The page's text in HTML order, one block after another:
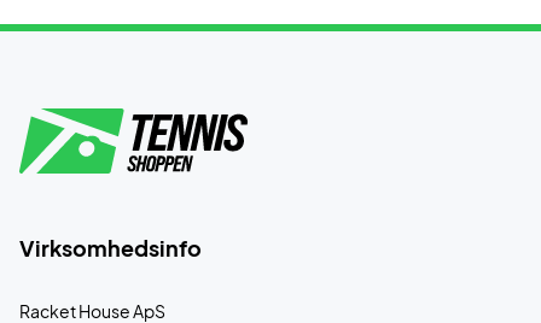
Virksomhedsinfo
Racket House ApS